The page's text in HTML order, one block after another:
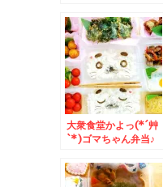
大衆食堂かよっ(*´艸
`*)ゴマちゃん弁当♪
リ・サンゴールドキウ
イ」が美味っ！！